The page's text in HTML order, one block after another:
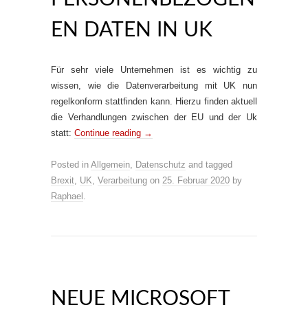
EN DATEN IN UK
Für sehr viele Unternehmen ist es wichtig zu
wissen, wie die Datenverarbeitung mit UK nun
regelkonform stattfinden kann. Hierzu finden aktuell
die Verhandlungen zwischen der EU und der Uk
statt: Continue reading →
Posted in Allgemein, Datenschutz and tagged
Brexit, UK, Verarbeitung on 25. Februar 2020 by
Raphael .
NEUE MICROSOFT